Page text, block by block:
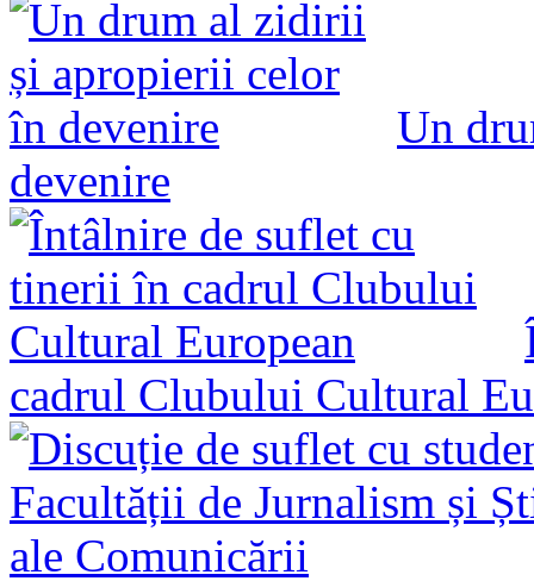
Un
devenire
cadrul Clubului Cultural